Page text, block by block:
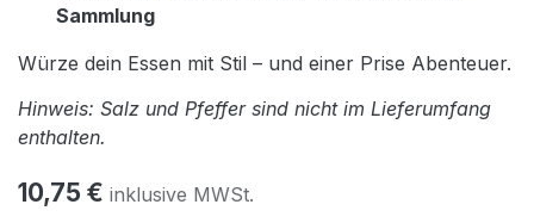
Sammlung
Würze dein Essen mit Stil – und einer Prise Abenteuer.
Hinweis: Salz und Pfeffer sind nicht im Lieferumfang
enthalten.
10,75 € inklusive MWSt.